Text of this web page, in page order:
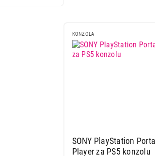
KONZOLA
SONY PlayStation
Player za PS5 konzolu